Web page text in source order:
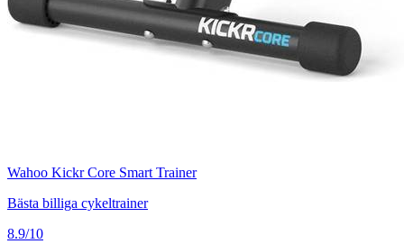
Wahoo Kickr Core Smart Trainer
Bästa billiga cykeltrainer
8.9/10